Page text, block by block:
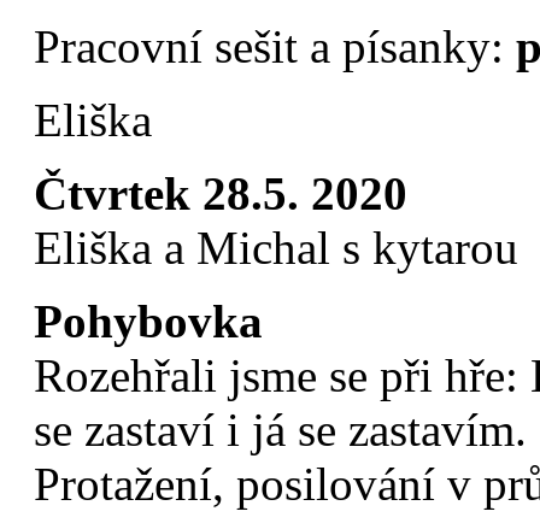
Pracovní sešit a písanky:
Eliška
Čtvrtek 28.5. 2020
Eliška a Michal s kytarou
Pohybovka
Rozehřali jsme se při
se zastaví i já se
Protažení, posilování v